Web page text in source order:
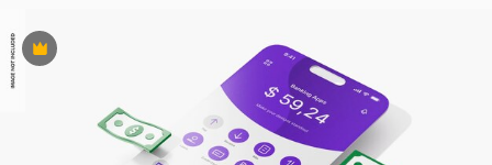
Premium